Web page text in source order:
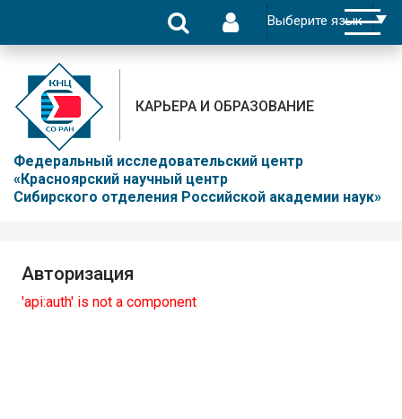
Федеральный исследовательский центр
«Красноярский научный центр
Сибирского отделения Российской академии наук»
КАРЬЕРА И ОБРАЗОВАНИЕ
Авторизация
'api:auth' is not a component